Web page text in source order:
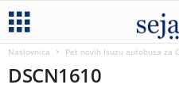
Naslovnica Pet novih Isuzu autobusa za
DSCN1610